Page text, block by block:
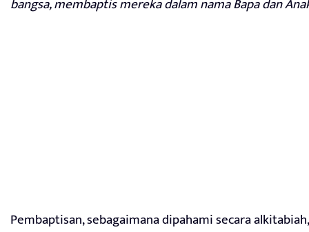
bangsa, membaptis mereka dalam nama Bapa dan
Pembaptisan, sebagaimana dipahami secara